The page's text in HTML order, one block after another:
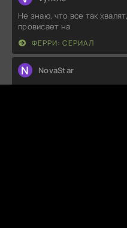
Не знаю, что все так
провисает на
ФЕРРИ: СЕРИАЛ
N NovaStar
Не знаю, что все в